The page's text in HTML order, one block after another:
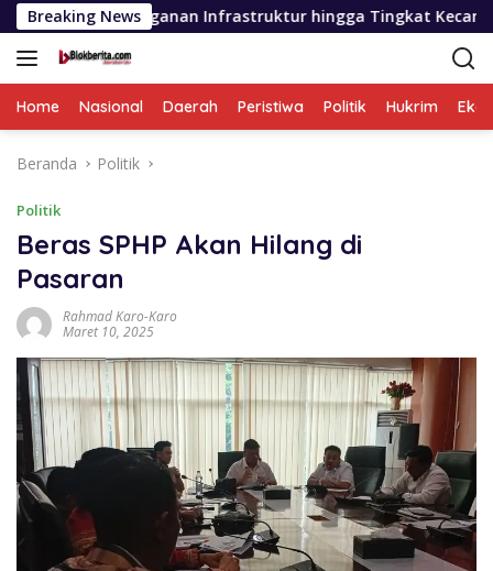
Langsung
ke
konten
Breaking News
Infrastruktur hingga Tingkat Kecamatan PD AIJ
Home Nasional Daerah Peristiwa Politik Hukrim
Beranda Politik
Politik
Beras SPHP Akan Hilang di
Pasaran
Rahmad Karo-Karo
Maret 10, 2025